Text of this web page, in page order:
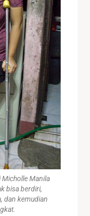
Micholle Manila
bisa berdiri,
dan kemudian